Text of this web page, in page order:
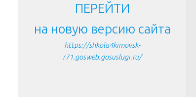
ПЕРЕЙТИ
на новую версию сайта
https://shkola4kimovsk-
r71.gosweb.gosuslugi.ru/